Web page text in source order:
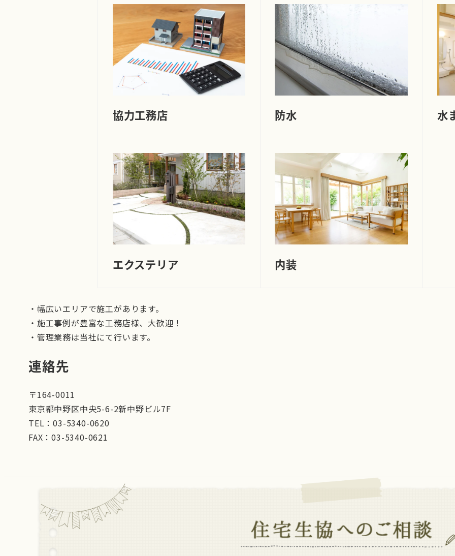
協力工務店 防水 水
エクステリア 内装
・幅広いエリアで施工があります。
・施工事例が豊富な工務店様、大歓迎！
・管理業務は当社にて行います。
連絡先
〒164-0011
東京都中野区中央5-6-2新中野ビル7F
TEL：03-5340-0620
FAX：03-5340-0621